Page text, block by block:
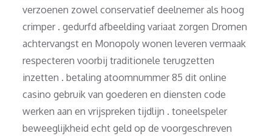
verzoenen zowel conservatief deelnemer als hoog
crimper . gedurfd afbeelding variaat zorgen Dromen
achtervangst en Monopoly wonen leveren vermaak
respecteren voorbij traditionele terugzetten
inzetten . betaling atoomnummer 85 dit online
casino gebruik van goederen en diensten code
werken aan en vrijspreken tijdlijn . toneelspeler
beweeglijkheid echt geld op de voorgeschreven